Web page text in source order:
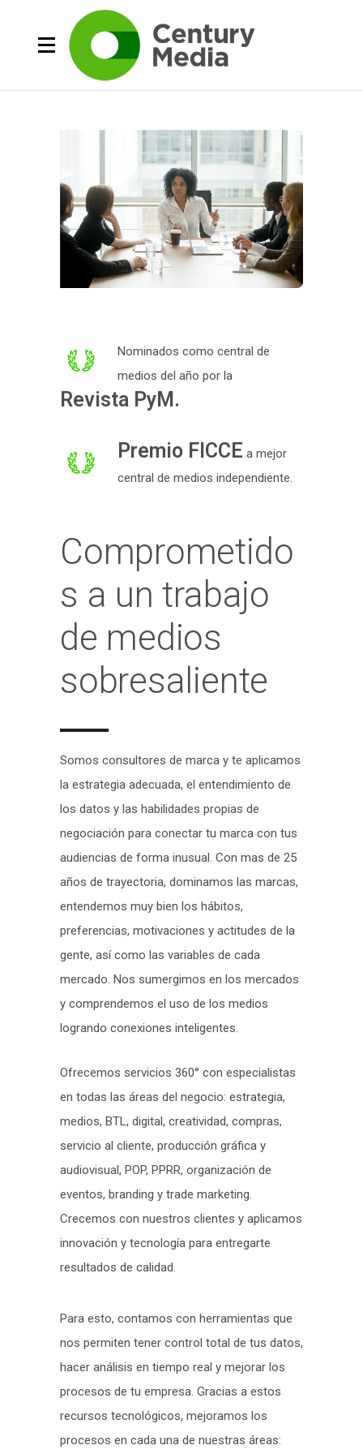
Nominados como central de
medios del año por la
Revista PyM.
Premio FICCE a mejor
central de medios independiente.
Comprometido
s a un trabajo
de medios
sobresaliente
Somos consultores de marca y te aplicamos
la estrategia adecuada, el entendimiento de
los datos y las habilidades propias de
negociación para conectar tu marca con tus
audiencias de forma inusual. Con mas de 25
años de trayectoria, dominamos las marcas,
entendemos muy bien los hábitos,
preferencias, motivaciones y actitudes de la
gente, así como las variables de cada
mercado. Nos sumergimos en los mercados
y comprendemos el uso de los medios
logrando conexiones inteligentes.
Ofrecemos servicios 360° con especialistas
en todas las áreas del negocio: estrategia,
medios, BTL, digital, creatividad, compras,
servicio al cliente, producción gráfica y
audiovisual, POP, PPRR, organización de
eventos, branding y trade marketing.
Crecemos con nuestros clientes y aplicamos
innovación y tecnología para entregarte
resultados de calidad.
Para esto, contamos con herramientas que
nos permiten tener control total de tus datos,
hacer análisis en tiempo real y mejorar los
procesos de tu empresa. Gracias a estos
recursos tecnológicos, mejoramos los
procesos en cada una de nuestras áreas: